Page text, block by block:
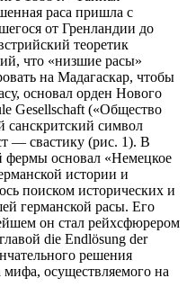
раса пришла с
от Гренландии до
теоретик
что «низшие расы»
на Мадагаскар, чтобы
основал орден Нового
Gesellschaft («Общество
санскритский символ
— свастику (рис. 1). В
фермы основал «Немецкое
истории и
поиском исторических и
германской расы. Его
он стал рейхсфюрером
die Endlösung der
решения
мифа, осуществляемого на